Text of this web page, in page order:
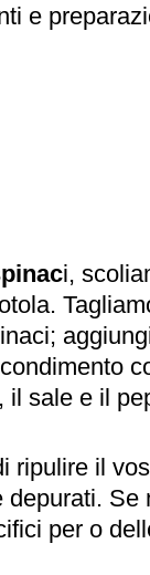
e
i,
sale e il
ripulire il
Se
per o